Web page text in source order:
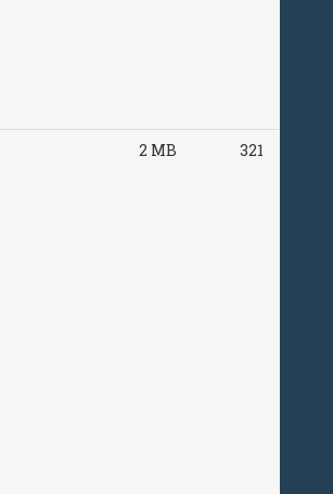
2 MB 321